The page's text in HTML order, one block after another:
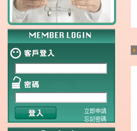
立即申請
忘記密碼